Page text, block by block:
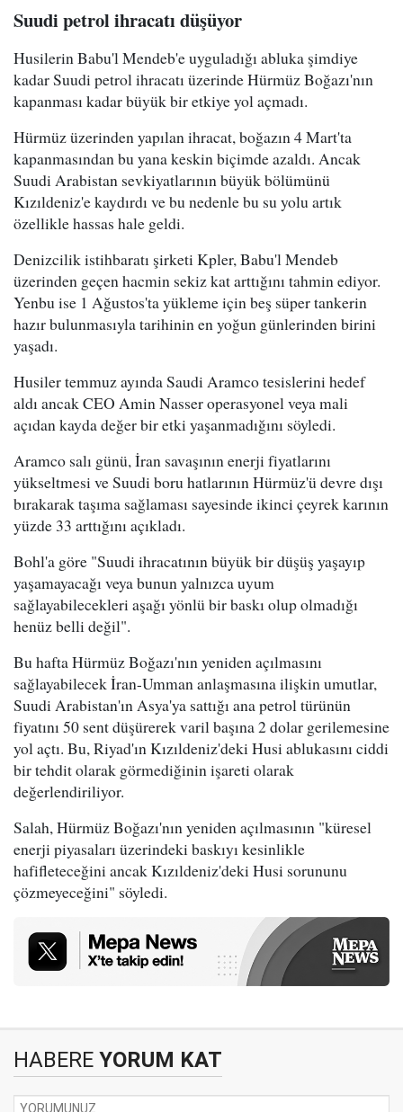
Suudi petrol ihracatı düşüyor
Husilerin Babu'l Mendeb'e uyguladığı abluka şimdiye
kadar Suudi petrol ihracatı üzerinde Hürmüz Boğazı'nın
kapanması kadar büyük bir etkiye yol açmadı.
Hürmüz üzerinden yapılan ihracat, boğazın 4 Mart'ta
kapanmasından bu yana keskin biçimde azaldı. Ancak
Suudi Arabistan sevkiyatlarının büyük bölümünü
Kızıldeniz'e kaydırdı ve bu nedenle bu su yolu artık
özellikle hassas hale geldi.
Denizcilik istihbaratı şirketi Kpler, Babu'l Mendeb
üzerinden geçen hacmin sekiz kat arttığını tahmin ediyor.
Yenbu ise 1 Ağustos'ta yükleme için beş süper tankerin
hazır bulunmasıyla tarihinin en yoğun günlerinden birini
yaşadı.
Husiler temmuz ayında Saudi Aramco tesislerini hedef
aldı ancak CEO Amin Nasser operasyonel veya mali
açıdan kayda değer bir etki yaşanmadığını söyledi.
Aramco salı günü, İran savaşının enerji fiyatlarını
yükseltmesi ve Suudi boru hatlarının Hürmüz'ü devre dışı
bırakarak taşıma sağlaması sayesinde ikinci çeyrek karının
yüzde 33 arttığını açıkladı.
Bohl'a göre "Suudi ihracatının büyük bir düşüş yaşayıp
yaşamayacağı veya bunun yalnızca uyum
sağlayabilecekleri aşağı yönlü bir baskı olup olmadığı
henüz belli değil".
Bu hafta Hürmüz Boğazı'nın yeniden açılmasını
sağlayabilecek İran-Umman anlaşmasına ilişkin umutlar,
Suudi Arabistan'ın Asya'ya sattığı ana petrol türünün
fiyatını 50 sent düşürerek varil başına 2 dolar gerilemesine
yol açtı. Bu, Riyad'ın Kızıldeniz'deki Husi ablukasını ciddi
bir tehdit olarak görmediğinin işareti olarak
değerlendiriliyor.
Salah, Hürmüz Boğazı'nın yeniden açılmasının "küresel
enerji piyasaları üzerindeki baskıyı kesinlikle
hafifleteceğini ancak Kızıldeniz'deki Husi sorununu
çözmeyeceğini" söyledi.
HABERE YORUM KAT